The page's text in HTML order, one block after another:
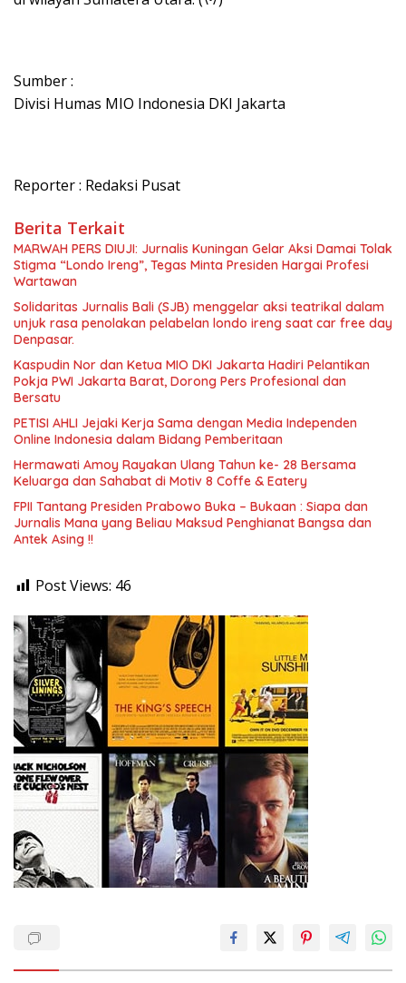
Sumber :
Divisi Humas MIO Indonesia DKI Jakarta
Reporter : Redaksi Pusat
Berita Terkait
MARWAH PERS DIUJI: Jurnalis Kuningan Gelar Aksi Damai Tolak
Stigma “Londo Ireng”, Tegas Minta Presiden Hargai Profesi
Wartawan
Solidaritas Jurnalis Bali (SJB) menggelar aksi teatrikal dalam
unjuk rasa penolakan pelabelan londo ireng saat car free day
Denpasar.
Kaspudin Nor dan Ketua MIO DKI Jakarta Hadiri Pelantikan
Pokja PWI Jakarta Barat, Dorong Pers Profesional dan
Bersatu
PETISI AHLI Jejaki Kerja Sama dengan Media Independen
Online Indonesia dalam Bidang Pemberitaan
Hermawati Amoy Rayakan Ulang Tahun ke- 28 Bersama
Keluarga dan Sahabat di Motiv 8 Coffe & Eatery
FPII Tantang Presiden Prabowo Buka – Bukaan : Siapa dan
Jurnalis Mana yang Beliau Maksud Penghianat Bangsa dan
Post Views: 46